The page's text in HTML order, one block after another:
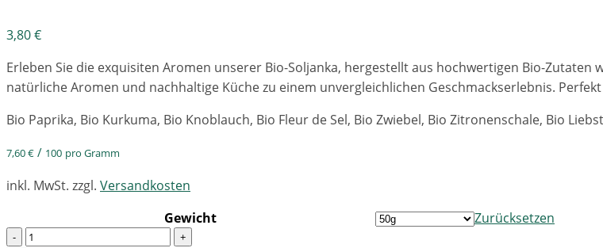
3,80€
Erleben Sie die exquisiten Aromen unserer Bio-Soljanka, hergestellt aus hochwertigen Bio-
natürliche Aromen und nachhaltige Küche zu einem unvergleichlichen Geschmackserlebnis.
Bio Paprika, Bio Kurkuma, Bio Knoblauch, Bio Fleur de Sel, Bio Zwiebel, Bio Zitronenschale, Bio
7,60€ / 100 pro Gramm
inkl. MwSt. zzgl. Versandkosten
Gewicht
Zurücksetzen
Quantity